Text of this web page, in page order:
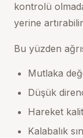
kontrolü
yerine
Bu yüzden
Mutlaka
Düşük
Hareket
Kalabalık